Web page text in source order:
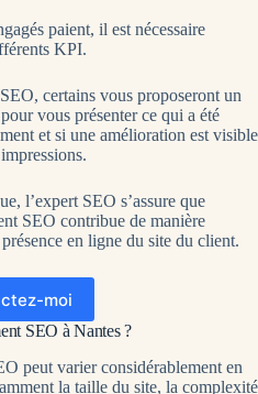
paient, il est nécessaire
KPI.
certains vous proposeront un
vous présenter ce qui a été
et si une amélioration est visible
l’expert SEO s’assure que
SEO contribue de manière
en ligne du site du client.
moi
SEO à Nantes ?
peut varier considérablement en
la taille du site, la complexité